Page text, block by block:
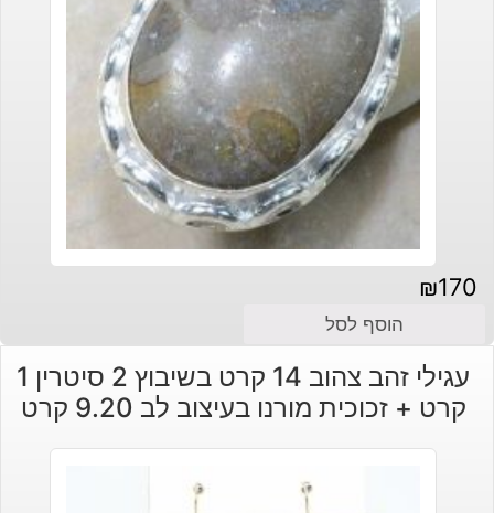
₪170
הוסף לסל
עגילי זהב צהוב 14 קרט בשיבוץ 2 סיטרין 1
קרט + זכוכית מורנו בעיצוב לב 9.20 קרט